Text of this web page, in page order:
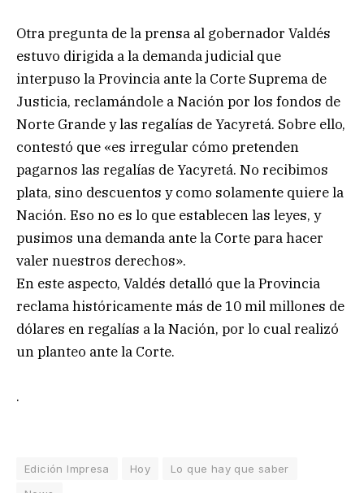
Otra pregunta de la prensa al gobernador Valdés
estuvo dirigida a la demanda judicial que
interpuso la Provincia ante la Corte Suprema de
Justicia, reclamándole a Nación por los fondos de
Norte Grande y las regalías de Yacyretá. Sobre ello,
contestó que «es irregular cómo pretenden
pagarnos las regalías de Yacyretá. No recibimos
plata, sino descuentos y como solamente quiere la
Nación. Eso no es lo que establecen las leyes, y
pusimos una demanda ante la Corte para hacer
valer nuestros derechos».
En este aspecto, Valdés detalló que la Provincia
reclama históricamente más de 10 mil millones de
dólares en regalías a la Nación, por lo cual realizó
un planteo ante la Corte.
.
Edición Impresa Hoy
Lo que hay que saber